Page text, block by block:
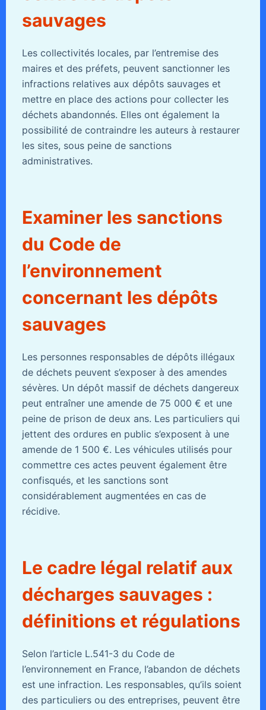
sauvages
Les collectivités locales, par l’entremise des
maires et des préfets, peuvent sanctionner les
infractions relatives aux dépôts sauvages et
mettre en place des actions pour collecter les
déchets abandonnés. Elles ont également la
possibilité de contraindre les auteurs à restaurer
les sites, sous peine de sanctions
administratives.
Examiner les sanctions
du Code de
l’environnement
concernant les dépôts
sauvages
Les personnes responsables de dépôts illégaux
de déchets peuvent s’exposer à des amendes
sévères. Un dépôt massif de déchets dangereux
peut entraîner une amende de 75 000 € et une
peine de prison de deux ans. Les particuliers qui
jettent des ordures en public s’exposent à une
amende de 1 500 €. Les véhicules utilisés pour
commettre ces actes peuvent également être
confisqués, et les sanctions sont
considérablement augmentées en cas de
récidive.
Le cadre légal relatif aux
décharges sauvages :
définitions et régulations
Selon l’article L.541-3 du Code de
l’environnement en France, l’abandon de déchets
est une infraction. Les responsables, qu’ils soient
des particuliers ou des entreprises, peuvent être